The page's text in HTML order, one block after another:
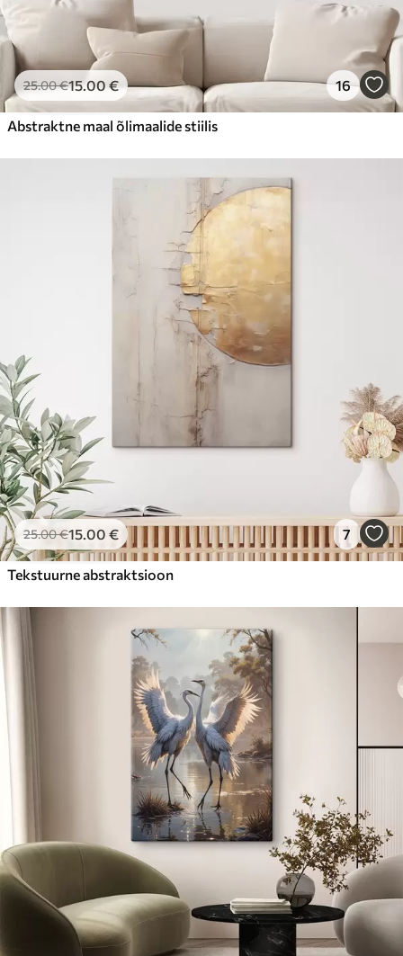
25.00€15.00€ 16
Abstraktne maal õlimaalide stiilis
25.00€15.00 € 7
Tekstuurne abstraktsioon